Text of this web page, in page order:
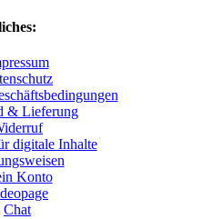
& Lieferung
digitale Inhalte
Konto
Chat